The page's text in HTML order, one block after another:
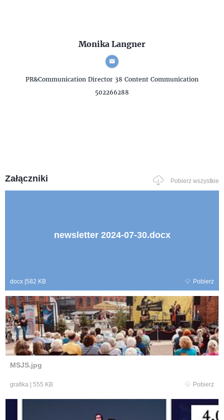
Monika Langner
PR&Communication Director 38 Content Communication
502266288
Załączniki Pobierz wszystkie
newsletter 2024-07-30.docx
docx 582 KB Pobierz
MSJS.jpg
grafika 555 KB Pobierz